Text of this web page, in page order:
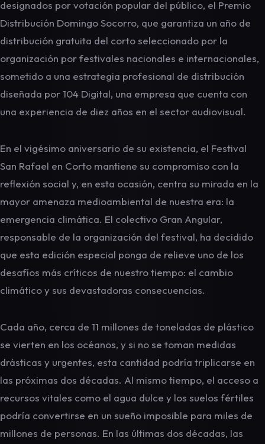
designados por votación popular del público, el Premio
Distribución Domingo Socorro, que garantiza un año de
distribución gratuita del corto seleccionado por la
organización por festivales nacionales e internacionales,
sometido a una estrategia profesional de distribución
diseñada por 104 Digital, una empresa que cuenta con
una experiencia de diez años en el sector audiovisual.
En el vigésimo aniversario de su existencia, el Festival
San Rafael en Corto mantiene su compromiso con la
reflexión social y, en esta ocasión, centra su mirada en la
mayor amenaza medioambiental de nuestra era: la
emergencia climática. El colectivo Gran Angular,
responsable de la organización del festival, ha decidido
que esta edición especial ponga de relieve uno de los
desafíos más críticos de nuestro tiempo: el cambio
climático y sus devastadoras consecuencias.
Cada año, cerca de 11 millones de toneladas de plástico
se vierten en los océanos, y si no se toman medidas
drásticas y urgentes, esta cantidad podría triplicarse en
las próximas dos décadas. Al mismo tiempo, el acceso a
recursos vitales como el agua dulce y los suelos fértiles
podría convertirse en un sueño imposible para miles de
millones de personas. En las últimas dos décadas, las